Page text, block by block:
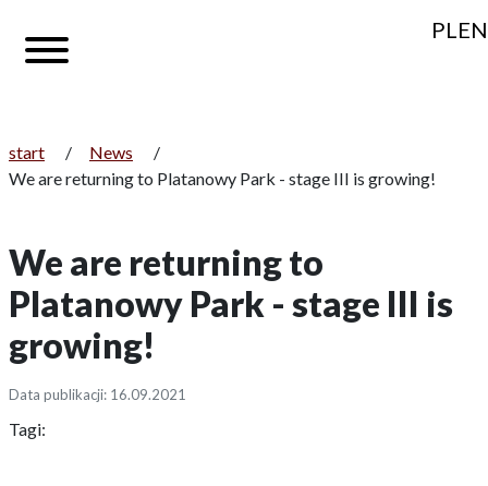
PLEN
start / News
/
We are returning to Platanowy Park - stage III is growing!
We are returning to
Platanowy Park - stage III is
growing!
Data publikacji: 16.09.2021
Tagi: